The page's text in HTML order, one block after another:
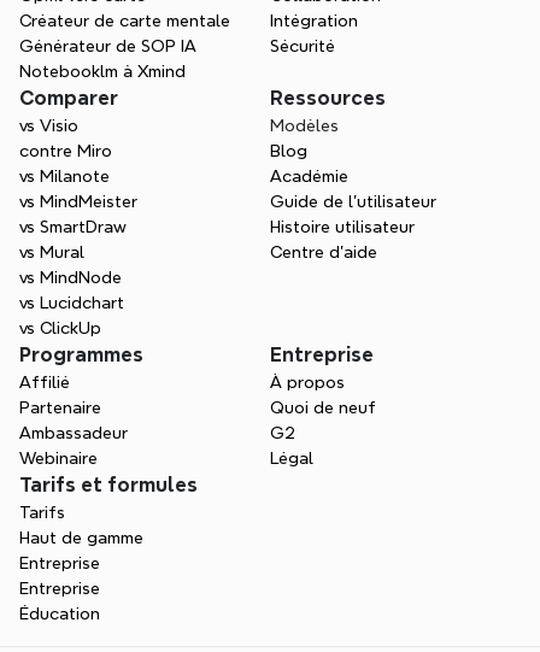
Créateur de carte mentale
Générateur de SOP IA
Notebooklm à Xmind
Intégration
Sécurité
Comparer
vs Visio
contre Miro
vs Milanote
vs MindMeister
vs SmartDraw
vs Mural
vs MindNode
vs Lucidchart
vs ClickUp
Ressources
Modèles
Blog
Académie
Guide de l’utilisateur
Histoire utilisateur
Centre d'aide
Programmes
Affilié
Partenaire
Ambassadeur
Webinaire
Entreprise
À propos
Quoi de neuf
G2
Légal
Tarifs et formules
Tarifs
Haut de gamme
Entreprise
Entreprise
Éducation